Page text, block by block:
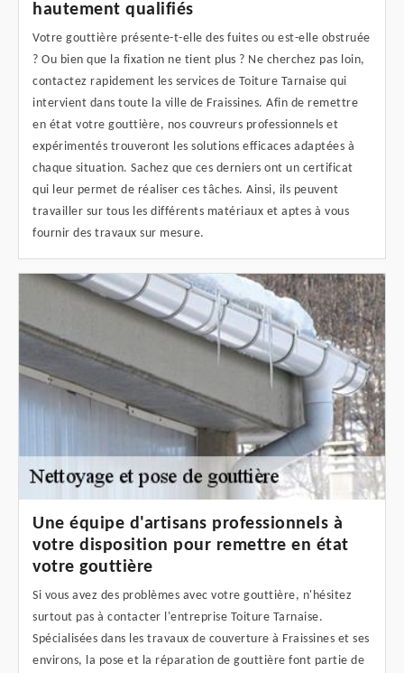
hautement qualifiés
Votre gouttière présente-t-elle des fuites ou est-elle obstruée
? Ou bien que la fixation ne tient plus ? Ne cherchez pas loin,
contactez rapidement les services de Toiture Tarnaise qui
intervient dans toute la ville de Fraissines. Afin de remettre
en état votre gouttière, nos couvreurs professionnels et
expérimentés trouveront les solutions efficaces adaptées à
chaque situation. Sachez que ces derniers ont un certificat
qui leur permet de réaliser ces tâches. Ainsi, ils peuvent
travailler sur tous les différents matériaux et aptes à vous
fournir des travaux sur mesure.
Une équipe d'artisans professionnels à
votre disposition pour remettre en état
votre gouttière
Si vous avez des problèmes avec votre gouttière, n'hésitez
surtout pas à contacter l'entreprise Toiture Tarnaise.
Spécialisées dans les travaux de couverture à Fraissines et ses
environs, la pose et la réparation de gouttière font partie de